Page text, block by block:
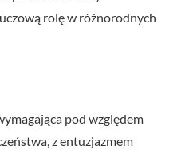
rolę w różnorodnych
pod względem
z entuzjazmem